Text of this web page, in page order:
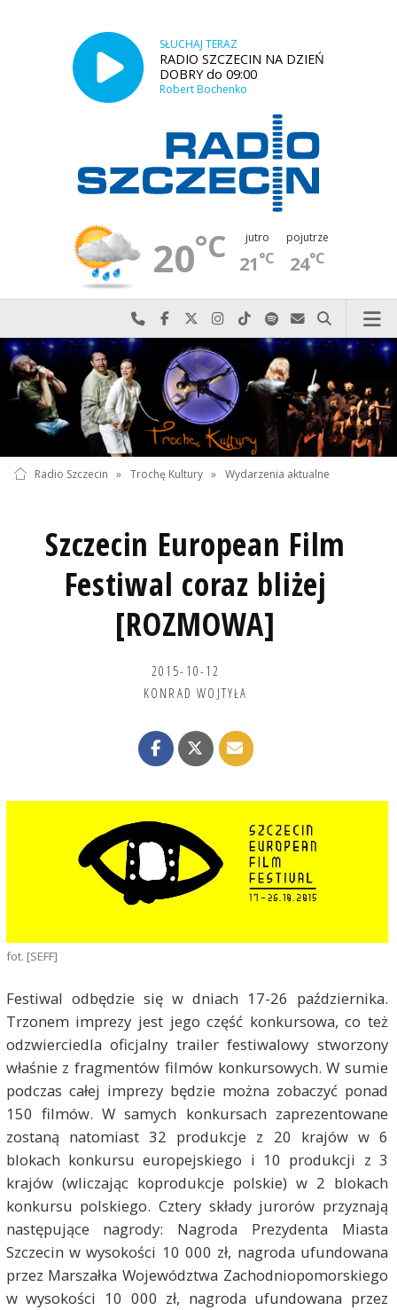
SŁUCHAJ TERAZ
RADIO SZCZECIN NA DZIEŃ
DOBRY do 09:00
Robert Bochenko
20°C jutro
21°C
pojutrze
24°C
Najlepiej po prostu do nas zadzwoń
Odwiedź nas na Facebook-u
Odwiedź nas na X
Odwiedź nas na Instagram-ie
Odwiedź nas na TikTok-u
Szukaj nas na Spotify
Wyślij do nas
Szukaj
Radio Szczecin » Trochę Kultury » Wydarzenia aktualne
Szczecin European Film
Festiwal coraz bliżej
[ROZMOWA]
2015-10-12
KONRAD WOJTYŁA
fot. [SEFF]
Festiwal odbędzie się w dniach 17-26 października.
Trzonem imprezy jest jego część konkursowa, co też
odzwierciedla oficjalny trailer festiwalowy stworzony
właśnie z fragmentów filmów konkursowych. W sumie
podczas całej imprezy będzie można zobaczyć ponad
150 filmów. W samych konkursach zaprezentowane
zostaną natomiast 32 produkcje z 20 krajów w 6
blokach konkursu europejskiego i 10 produkcji z 3
krajów (wliczając koprodukcje polskie) w 2 blokach
konkursu polskiego. Cztery składy jurorów przyznają
następujące nagrody: Nagroda Prezydenta Miasta
Szczecin w wysokości 10 000 zł, nagroda ufundowana
przez Marszałka Województwa Zachodniopomorskiego
w wysokości 10 000 zł, nagroda ufundowana przez